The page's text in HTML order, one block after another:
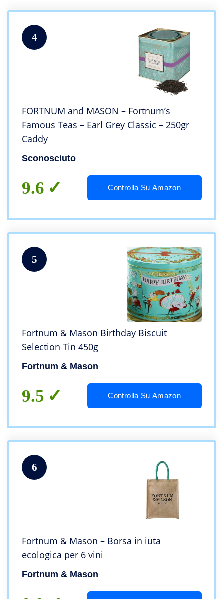
4
FORTNUM and MASON – Fortnum’s
Famous Teas – Earl Grey Classic – 250gr
Caddy
Sconosciuto
9.6 Controlla Su Amazon
5
Fortnum & Mason Birthday Biscuit
Selection Tin 450g
Fortnum & Mason
9.5 Controlla Su Amazon
6
Fortnum & Mason – Borsa in iuta
ecologica per 6 vini
Fortnum & Mason